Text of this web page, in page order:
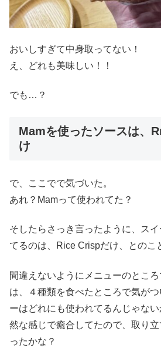
おいしすぎて中身取ってない！
え、どれも美味しい！！
でも…？
Mamを使ったソースは、
け
で、ここでで気づいた。
あれ？Mamって使われてた？
そしたらさっき言ったように、ス
てるのは、Rice Crispだけ、とのこ
間違えないようにメニューのとこ
は、４種類を食べたところで気が
ーはどれにも使われてるんじゃな
然な感じで癒合してたので、取り
ったかな？